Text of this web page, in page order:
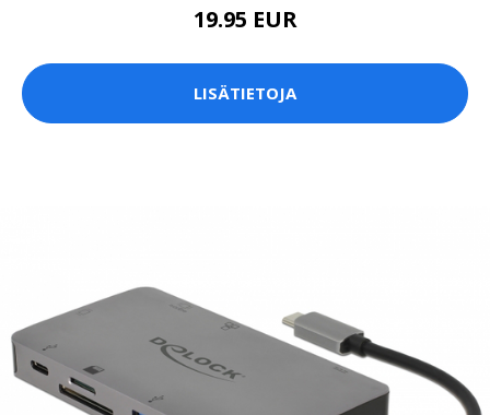
19.95 EUR
LISÄTIETOJA